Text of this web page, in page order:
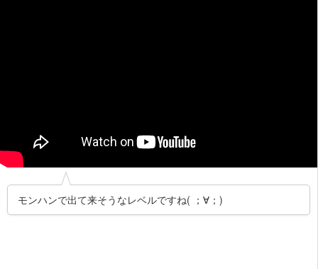
モンハンで出て来そうなレベルですね( ；∀；)